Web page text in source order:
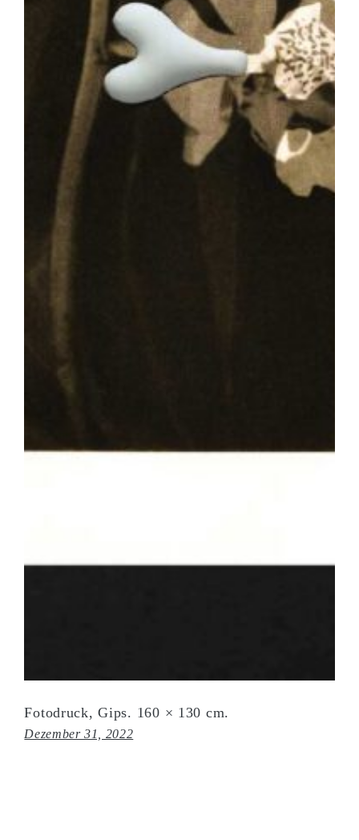
Fotodruck, Gips. 160 × 130 cm.
Dezember 31, 2022